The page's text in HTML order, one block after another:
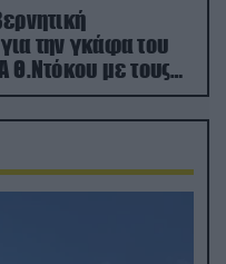
την γκάφα του
Θ.Ντόκου με τους